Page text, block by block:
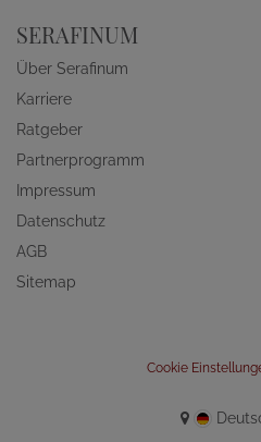
SERAFINUM
Über Serafinum
Karriere
Ratgeber
Partnerprogramm
Impressum
Datenschutz
AGB
Sitemap
Cookie